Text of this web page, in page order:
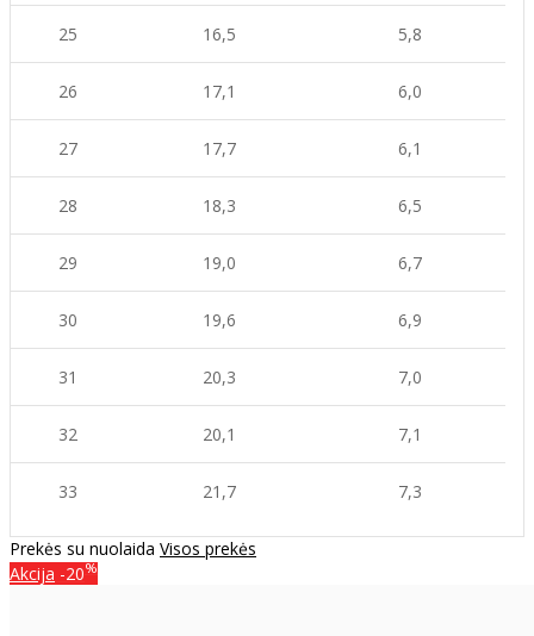
25 16,5 5,8
26 17,1 6,0
27 17,7 6,1
28 18,3 6,5
29 19,0 6,7
30 19,6 6,9
31 20,3 7,0
32 20,1 7,1
33 21,7 7,3
Prekės su nuolaida Visos prekės
Akcija -20%